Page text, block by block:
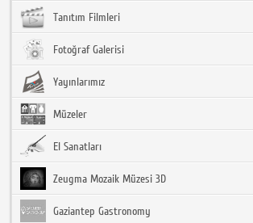
Tanıtım Filmleri
Fotoğraf Galerisi
Yayınlarımız
Müzeler
El Sanatları
Zeugma Mozaik Müzesi 3D
Gaziantep Gastronomy